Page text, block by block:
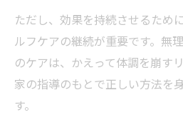
ただし、効果を持続させるため
ルフケアの継続が重要です。無
のケアは、かえって体調を崩す
家の指導のもとで正しい方法を
す。